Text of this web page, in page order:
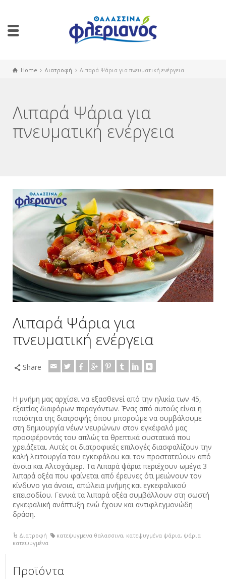
Home Διατροφή Λιπαρά Ψάρια για πνευματική ενέργεια
Λιπαρά Ψάρια για
πνευματική ενέργεια
Λιπαρά Ψάρια για
πνευματική ενέργεια
Share
Η μνήμη μας αρχίσει να εξασθενεί από την ηλικία των 45,
εξαιτίας διαφόρων παραγόντων. Ένας από αυτούς είναι η
ποιότητα της διατροφής όπου μπορούμε να συμβάλουμε
στη δημιουργία νέων νευρώνων στον εγκέφαλό μας
προσφέροντάς του απλώς τα θρεπτικά συστατικά που
χρειάζεται. Αυτές οι διατροφικές επιλογές διασφαλίζουν την
καλή λειτουργία του εγκεφάλου και τον προστατεύουν από
άνοια και Αλτσχάιμερ. Tα ‪Λιπαρά‬ ‪‎ψάρια‬ περιέχουν ωμέγα 3
λιπαρά οξέα που φαίνεται από έρευνες ότι μειώνουν τον
κίνδυνο για άνοια, απώλεια μνήμης και εγκεφαλικού
επεισοδίου. Γενικά τα λιπαρά οξέα συμβάλλουν στη σωστή
εγκεφαλική ανάπτυξη ενώ έχουν και αντιφλεγμονώδη
δράση.
Διατροφή κατεψυγμενα θαλασσινα, κατεψυγμένα ψάρια, ψάρια
κατεψυγμένα
Προϊόντα